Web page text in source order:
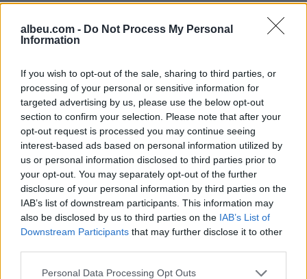
albeu.com - Do Not Process My Personal
Information
If you wish to opt-out of the sale, sharing to third parties, or
processing of your personal or sensitive information for
targeted advertising by us, please use the below opt-out
section to confirm your selection. Please note that after your
opt-out request is processed you may continue seeing
interest-based ads based on personal information utilized by
us or personal information disclosed to third parties prior to
your opt-out. You may separately opt-out of the further
disclosure of your personal information by third parties on the
IAB’s list of downstream participants. This information may
also be disclosed by us to third parties on the IAB’s List of
Downstream Participants that may further disclose it to other
Personal Data Processing Opt Outs
Shtuarmë26.03.2021 20:25
Tags:
Lulzim Basha , ori nebilaj